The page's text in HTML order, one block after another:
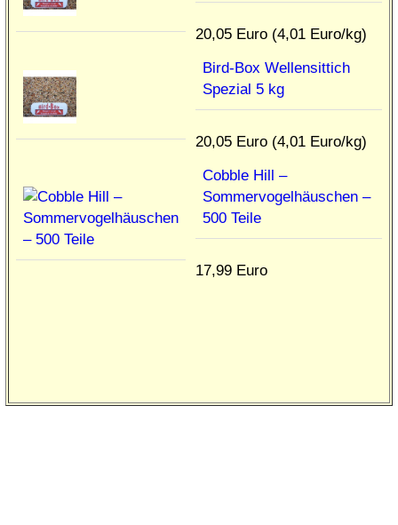
20,05 Euro (4,01 Euro/kg)
Bird-Box Wellensittich
Spezial 5 kg
20,05 Euro (4,01 Euro/kg)
Cobble Hill –
Sommervogelhäuschen –
500 Teile
17,99 Euro